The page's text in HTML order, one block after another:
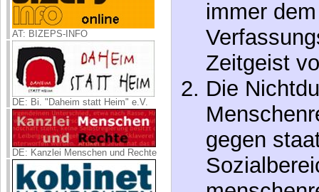
AT: BIZEPS-INFO
DE: Bi. "Daheim statt Heim" e.V.
DE: Kanzlei Menschen und Rechte
Zeitgeist
Die
gegen